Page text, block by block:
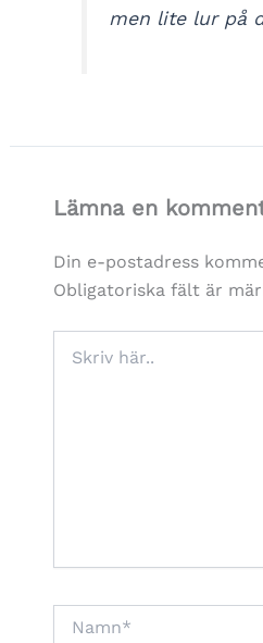
men lite lur på
Lämna en
Din e-postadress
Obligatoriska fält är
här..